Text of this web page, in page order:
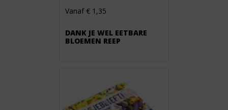
Vanaf € 1,35
DANK JE WEL EETBARE
BLOEMEN REEP